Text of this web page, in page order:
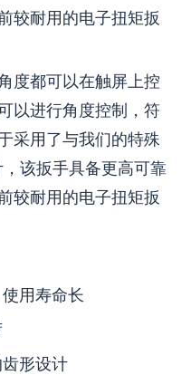
较耐用的电子扭矩扳
度都可以在触屏上控
以进行角度控制，符
采用了与我们的特殊
该扳手具备更高可靠
较耐用的电子扭矩扳
用寿命长
形设计